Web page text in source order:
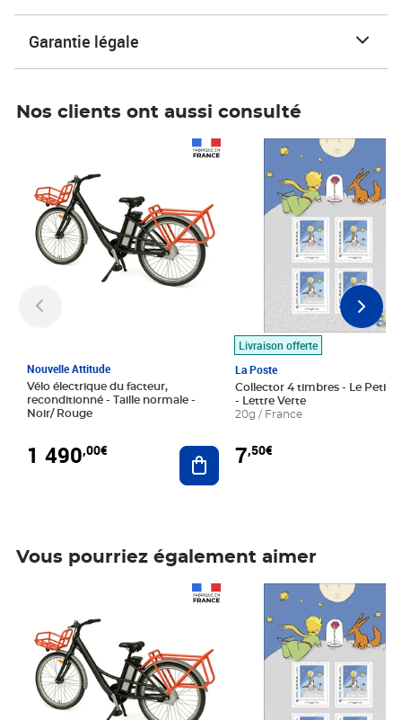
Garantie légale
Nos clients ont aussi consulté
Nouvelle Attitude
Vélo électrique du facteur,
reconditionné - Taille normale -
Noir/ Rouge
1 490,00€ Ajouter au panier
Livraison offerte
La Poste
Collector 4 timbres - Le Petit
- Lettre Verte
20g / France
7,50€
Prix 7,50€
Vous pourriez également aimer
Prix 7,50€